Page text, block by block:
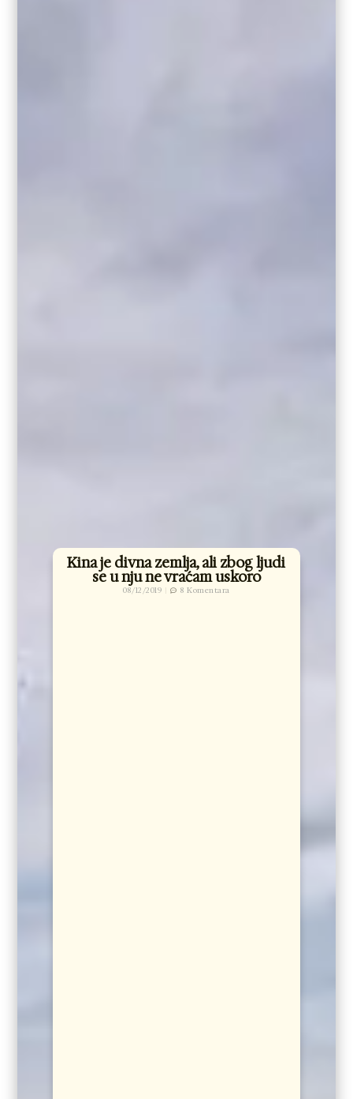
Kina je divna zemlja, ali zbog ljudi
se u nju ne vraćam uskoro
08/12/2019 8 Komentara